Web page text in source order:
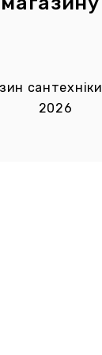
сантехніки
2026